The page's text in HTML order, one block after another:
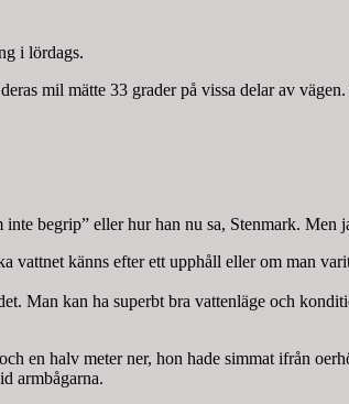
i lördags.
mil mätte 33 grader på vissa delar av
begrip” eller hur han nu sa, Stenmark. Men
känns efter ett upphåll eller om man
Man kan ha superbt bra vattenläge och
en halv meter ner, hon hade simmat ifrån
armbågarna.